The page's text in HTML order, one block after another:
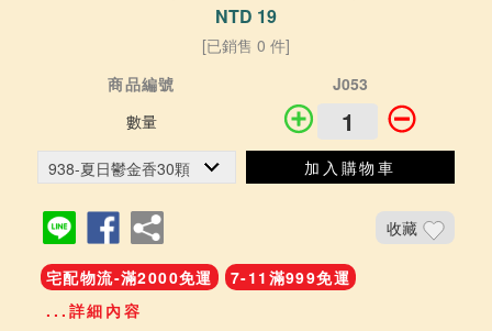
NTD 19
[已銷售 0 件]
商品編號
J053
數量
加入購物車
收藏
宅配物流-滿2000免運
7-11滿999免運
...詳細內容